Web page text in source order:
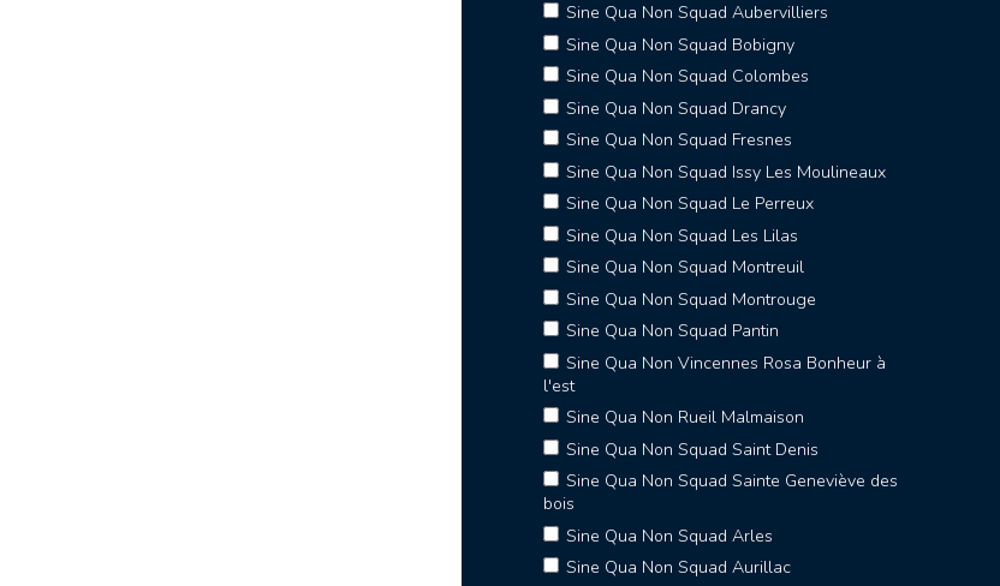
Sine Qua Non Squad Aubervilliers
Sine Qua Non Squad Bobigny
Sine Qua Non Squad Colombes
Sine Qua Non Squad Drancy
Sine Qua Non Squad Fresnes
Sine Qua Non Squad Issy Les Moulineaux
Sine Qua Non Squad Le Perreux
Sine Qua Non Squad Les Lilas
Sine Qua Non Squad Montreuil
Sine Qua Non Squad Montrouge
Sine Qua Non Squad Pantin
Sine Qua Non Vincennes Rosa Bonheur à
l'est
Sine Qua Non Rueil Malmaison
Sine Qua Non Squad Saint Denis
Sine Qua Non Squad Sainte Geneviève des
bois
Sine Qua Non Squad Arles
Sine Qua Non Squad Aurillac